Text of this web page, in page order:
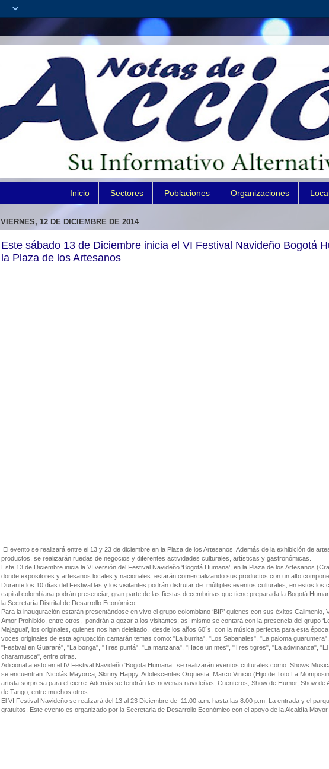
Inicio Sectores Poblaciones Organizaciones
VIERNES, 12 DE DICIEMBRE DE 2014
Este sábado 13 de Diciembre inicia el VI Festival Navideño Bogotá
la Plaza de los Artesanos
El evento se realizará entre el 13 y 23 de diciembre en la Plaza de los Artesanos. Además de la exhibición de
productos, se realizarán ruedas de negocios y diferentes actividades culturales, artísticas y gastronómicas.
Este 13 de Diciembre inicia la VI versión del Festival Navideño ‘Bogotá Humana’, en la Plaza de los Artesanos (Cra
donde expositores y artesanos locales y nacionales estarán comercializando sus productos con un alto
Durante los 10 días del Festival las y los visitantes podrán disfrutar de múltiples eventos culturales, en estos los
capital colombiana podrán presenciar, gran parte de las fiestas decembrinas que tiene preparada la Bogotá
la Secretaría Distrital de Desarrollo Económico.
Para la inauguración estarán presentándose en vivo el grupo colombiano ‘BIP’ quienes con sus éxitos Calimenio,
Amor Prohibido, entre otros, pondrán a gozar a los visitantes; así mismo se contará con la presencia del grupo
Majagual’, los originales, quienes nos han deleitado, desde los años 60´s, con la música perfecta para esta
voces originales de esta agrupación cantarán temas como: "La burrita", "Los Sabanales", "La paloma
"Festival en Guararé", "La bonga", "Tres puntá", "La manzana", "Hace un mes", "Tres tigres", "La adivinanza",
charamusca", entre otras.
Adicional a esto en el IV Festival Navideño ‘Bogota Humana’ se realizarán eventos culturales como: Shows
se encuentran: Nicolás Mayorca, Skinny Happy, Adolescentes Orquesta, Marco Vinicio (Hijo de Toto La
artista sorpresa para el cierre. Además se tendrán las novenas navideñas, Cuenteros, Show de Humor, Show de
de Tango, entre muchos otros.
El VI Festival Navideño se realizará del 13 al 23 Diciembre de 11:00 a.m. hasta las 8:00 p.m. La entrada y el
gratuitos. Este evento es organizado por la Secretaria de Desarrollo Económico con el apoyo de la Alcaldía Mayor